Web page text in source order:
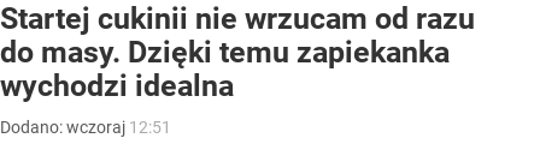
Startej cukinii nie wrzucam od razu
do masy. Dzięki temu zapiekanka
wychodzi idealna
Dodano:wczoraj 12:51